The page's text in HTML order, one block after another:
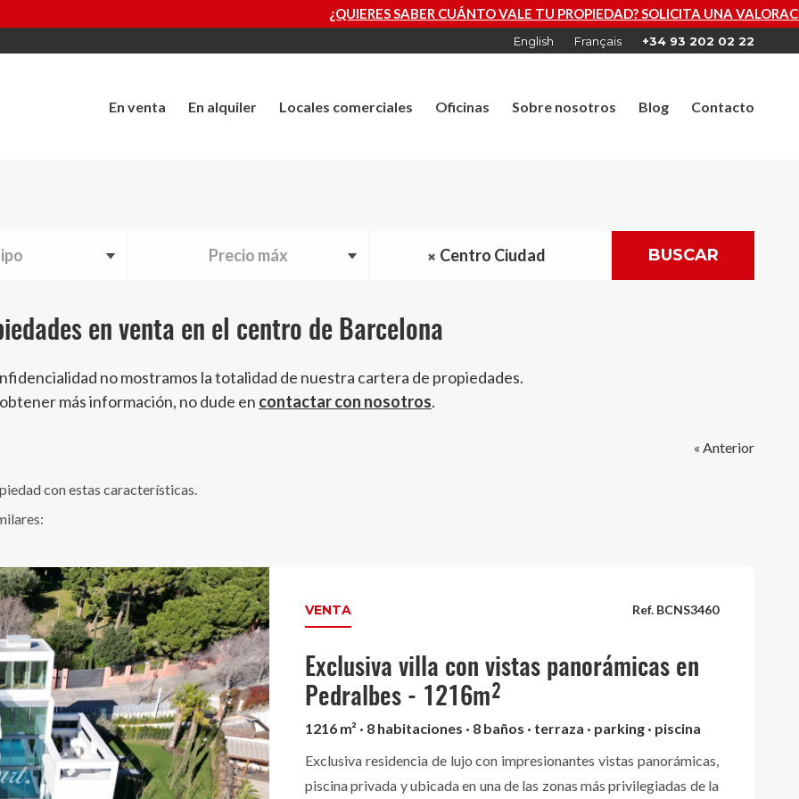
¿QUIERES SABER CUÁNTO VALE TU PROPIEDAD? SOLICITA UNA VALORACIÓN GRATUITA AHORA
English Français +34 93 202 02 22
En venta En alquiler Locales comerciales Oficinas Sobre nosotros Blog Contacto
Precio máx Centro Ciudad BUSCAR
en venta en el centro de Barcelona
no mostramos la totalidad de nuestra cartera de propiedades.
más información, no dude en contactar con nosotros.
« Anterior
con estas características.
Ref. BCNS3460
VENTA
Exclusiva villa con vistas panorámicas en
Pedralbes - 1216m²
1216 m² · 8 habitaciones · 8 baños · terraza · parking · piscina
Exclusiva residencia de lujo con impresionantes vistas panorámicas,
piscina privada y ubicada en una de las zonas más privilegiadas de la